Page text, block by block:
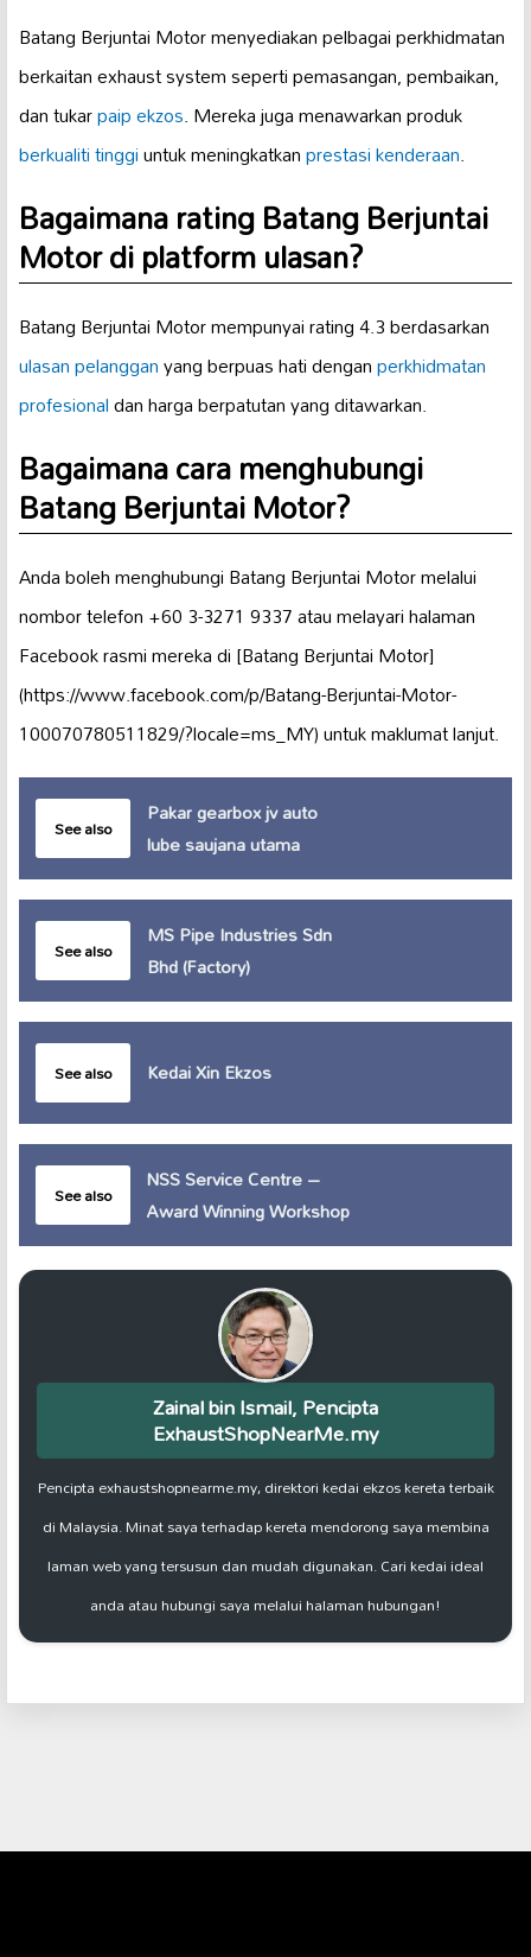
Batang Berjuntai Motor menyediakan pelbagai perkhidmatan
berkaitan exhaust system seperti pemasangan, pembaikan,
dan tukarpaip ekzos. Mereka juga menawarkan produk
berkualiti tinggiuntuk meningkatkanprestasi kenderaan.
Bagaimana rating Batang Berjuntai
Motor di platform ulasan?
Batang Berjuntai Motor mempunyai rating 4.3 berdasarkan
ulasan pelangganyang berpuas hati denganperkhidmatan
profesionaldan harga berpatutan yang ditawarkan.
Bagaimana cara menghubungi
Batang Berjuntai Motor?
Anda boleh menghubungi Batang Berjuntai Motor melalui
nombor telefon +60 3-3271 9337 atau melayari halaman
Facebook rasmi mereka di [Batang Berjuntai Motor]
(https://www.facebook.com/p/Batang-Berjuntai-Motor-
100070780511829/?locale=ms_MY) untuk maklumat lanjut.
See also
Pakar gearbox jv auto
lube saujana utama
See also
MS Pipe Industries Sdn
Bhd (Factory)
See also Kedai Xin Ekzos
See also
NSS Service Centre –
Award Winning Workshop
Zainal bin Ismail, Pencipta
ExhaustShopNearMe.my
Pencipta exhaustshopnearme.my, direktori kedai ekzos kereta terbaik
di Malaysia. Minat saya terhadap kereta mendorong saya membina
laman web yang tersusun dan mudah digunakan. Cari kedai ideal
anda atau hubungi saya melalui halaman hubungan!